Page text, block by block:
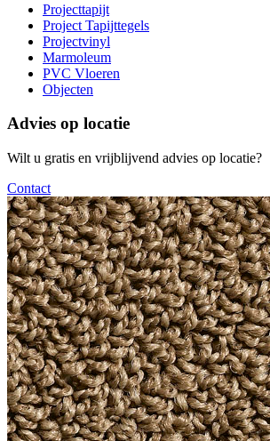
Projecttapijt
Project Tapijttegels
Projectvinyl
Marmoleum
PVC Vloeren
Objecten
Advies op locatie
Wilt u gratis en vrijblijvend advies op locatie?
Contact